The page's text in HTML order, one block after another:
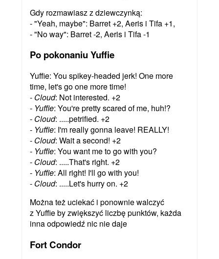
Gdy rozmawiasz z dziewczynką:
- "Yeah, maybe": Barret +2, Aeris i Tifa +1,
- "No way": Barret -2, Aeris i Tifa -1
Po pokonaniu Yuffie
Yuffie: You spikey-headed jerk! One more
time, let's go one more time!
- Cloud: Not interested. +2
- Yuffie: You're pretty scared of me, huh!?
- Cloud: .....petrified. +2
- Yuffie: I'm really gonna leave! REALLY!
- Cloud: Wait a second! +2
- Yuffie: You want me to go with you?
- Cloud: .....That's right. +2
- Yuffie: All right! I'll go with you!
- Cloud: .....Let's hurry on. +2
Można też uciekać i ponownie walczyć
z Yuffie by zwiększyć liczbę punktów, każda
inna odpowiedź nic nie daje
Fort Condor